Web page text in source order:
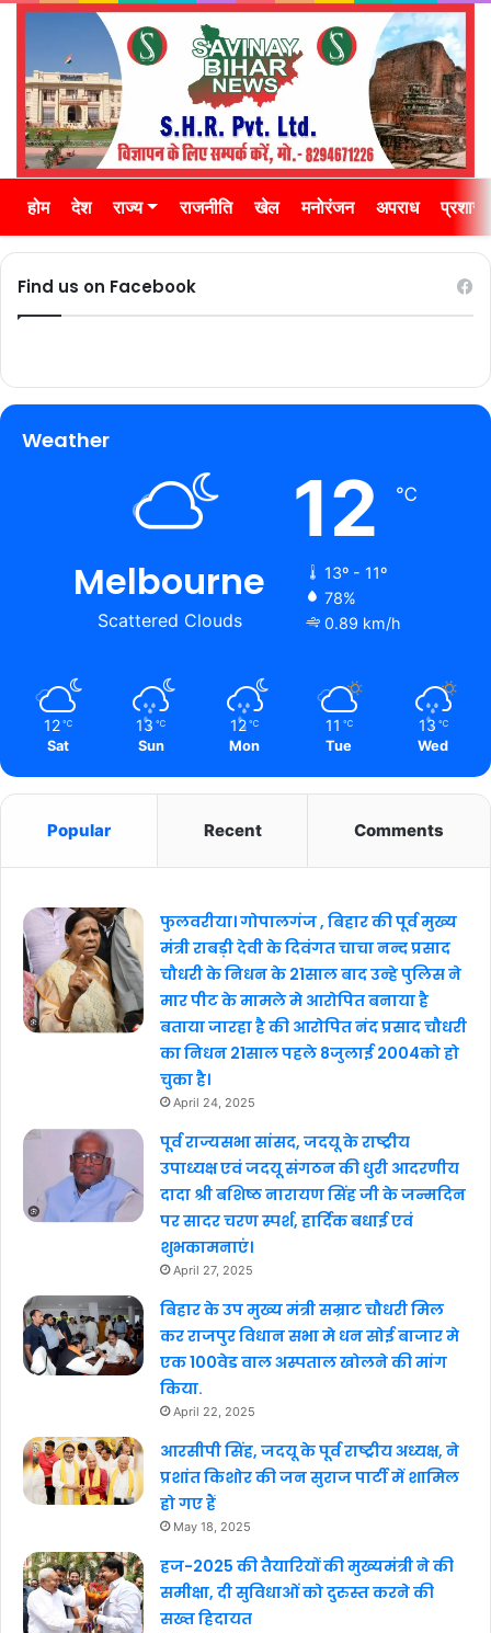
होम देश राज्य राजनीति खेल मनोरंजन अपराध
Find us on Facebook
Weather
Melbourne
Scattered Clouds
12 ℃
13º - 11º
78%
0.89 km/h
12 ℃
Sat
13 ℃
Sun
12 ℃
Mon
11 ℃
Tue
13 ℃
Wed
Popular Recent Comments
फुलवरीया। गोपालगंज , बिहार की पूर्व मुख्य
मंत्री राबड़ी देवी के दिवंगत चाचा नन्द प्रसाद
चौधरी के निधन के 21साल बाद उन्हे पुलिस ने
मार पीट के मामले मे आरोपित बनाया है
बताया जारहा है की आरोपित नंद प्रसाद चौधरी
का निधन 21साल पहले 8जुलाई 2004को हो
चुका है।
April 24, 2025
पूर्व राज्यसभा सांसद, जदयू के राष्ट्रीय
उपाध्यक्ष एवं जदयू संगठन की धुरी आदरणीय
दादा श्री बशिष्ठ नारायण सिंह जी के जन्मदिन
पर सादर चरण स्पर्श, हार्दिक बधाई एवं
शुभकामनाएं।
April 27, 2025
बिहार के उप मुख्य मंत्री सम्राट चौधरी मिल
कर राजपुर विधान सभा मे धन सोई बाजार मे
एक 100वेड वाल अस्पताल खोलने की मांग
किया.
April 22, 2025
आरसीपी सिंह, जदयू के पूर्व राष्ट्रीय अध्यक्ष, ने
प्रशांत किशोर की जन सुराज पार्टी में शामिल
हो गए हैं
May 18, 2025
हज-2025 की तैयारियों की मुख्यमंत्री ने की
समीक्षा, दी सुविधाओं को दुरुस्त करने की
सख्त हिदायत